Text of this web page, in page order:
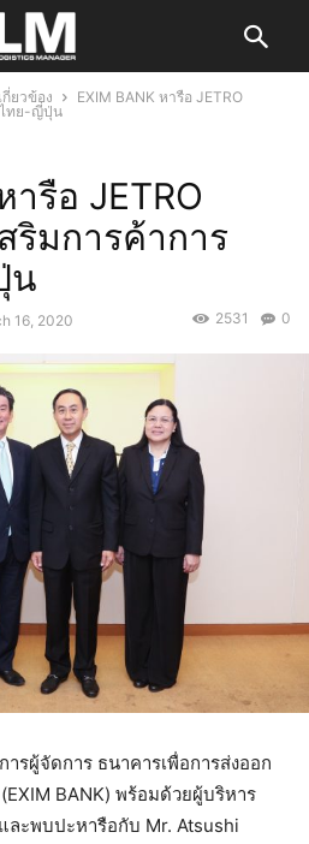
ยวข้อง
EXIM BANK หารือ JETRO
ไทย-ญี่ปุ่น
ารือ JETRO
ริมการค้าการ
น
16, 2020 0
2531
รผู้จัดการ ธนาคารเพื่อการส่งออก
BANK) พร้อมด้วยผู้บริหาร
ละพบปะหารือกับ Mr. Atsushi